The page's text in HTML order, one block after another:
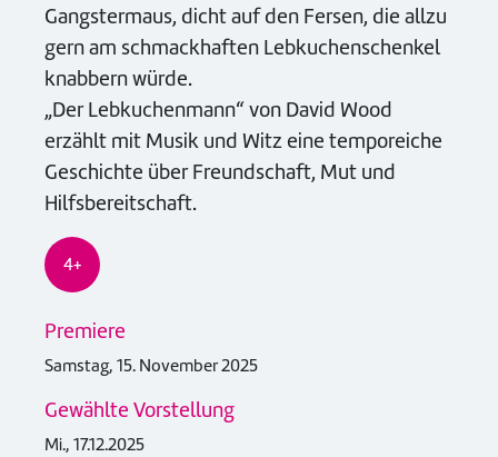
Gangstermaus, dicht auf den Fersen, die allzu
gern am schmackhaften Lebkuchenschenkel
knabbern würde.
„Der Lebkuchenmann“ von David Wood
erzählt mit Musik und Witz eine temporeiche
Geschichte über Freundschaft, Mut und
Hilfsbereitschaft.
4+
Premiere
Samstag, 15. November 2025
Gewählte Vorstellung
Mi., 17.12.2025